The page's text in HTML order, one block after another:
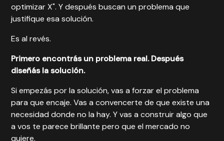
optimizar X". Y después buscan un problema que
justifique esa solución.
Es al revés.
Primero encontrás un problema real. Después
diseñás la solución.
Si empezás por la solución, vas a forzar el problema
para que encaje. Vas a convencerte de que existe una
necesidad donde no la hay. Y vas a construir algo que
a vos te parece brillante pero que el mercado no
quiere.